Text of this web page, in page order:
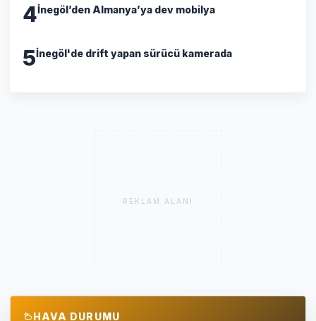
4İnegöl’den Almanya’ya dev mobilya
5İnegöl'de drift yapan sürücü kamerada
REKLAM ALANI
HAVA DURUMU